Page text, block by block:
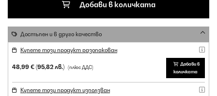
Добави в количката
Достъпен и в друго качество
Купете този продукт разопакован
48,99 € (95,82 лв.) (плюс ДДС)
Добави в
количката
Купете този продукт използван